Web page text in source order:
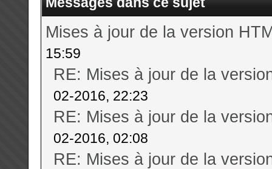
Mises à jour de la version
15:59
RE: Mises à jour de la
02-2016, 22:23
RE: Mises à jour de la
02-2016, 02:08
RE: Mises à jour de la